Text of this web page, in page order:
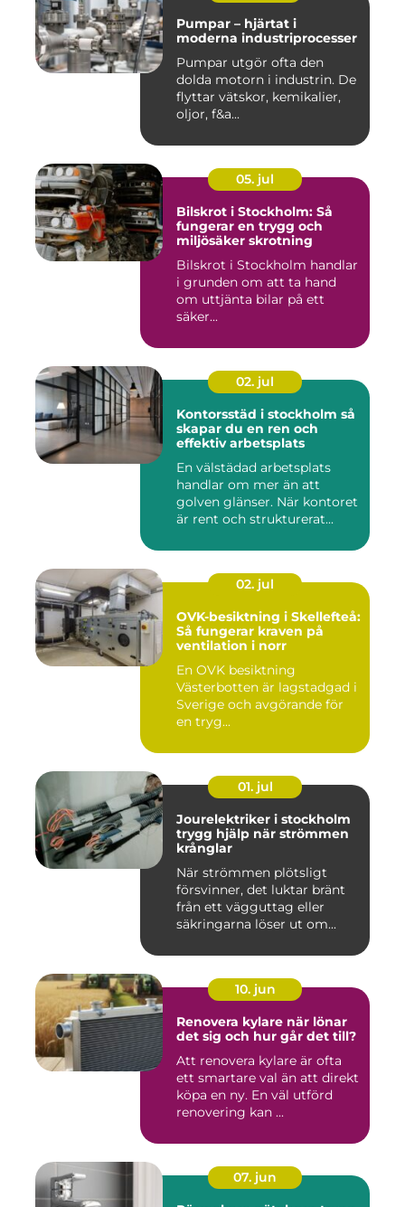
Pumpar – hjärtat i
moderna industriprocesser
Pumpar utgör ofta den
dolda motorn i industrin. De
flyttar vätskor, kemikalier,
oljor, f&a...
05. jul
Bilskrot i Stockholm: Så
fungerar en trygg och
miljösäker skrotning
Bilskrot i Stockholm handlar
i grunden om att ta hand
om uttjänta bilar på ett
säker...
02. jul
Kontorsstäd i stockholm så
skapar du en ren och
effektiv arbetsplats
En välstädad arbetsplats
handlar om mer än att
golven glänser. När kontoret
är rent och strukturerat...
02. jul
OVK-besiktning i Skellefteå:
Så fungerar kraven på
ventilation i norr
En OVK besiktning
Västerbotten är lagstadgad i
Sverige och avgörande för
en tryg...
01. jul
Jourelektriker i stockholm
trygg hjälp när strömmen
krånglar
När strömmen plötsligt
försvinner, det luktar bränt
från ett vägguttag eller
säkringarna löser ut om...
10. jun
Renovera kylare när lönar
det sig och hur går det till?
Att renovera kylare är ofta
ett smartare val än att direkt
köpa en ny. En väl utförd
renovering kan ...
07. jun